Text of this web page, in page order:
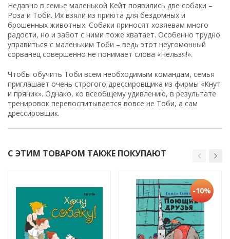
Недавно в семье маленькой Кейт появились две собаки –
Роза и Тоби. Их взяли из приюта для бездомных и
брошенных животных. Собаки приносят хозяевам много
радости, но и забот с ними тоже хватает. Особенно трудно
управиться с маленьким Тоби – ведь этот неугомонный
сорванец совершенно не понимает слова «Нельзя!».
Чтобы обучить Тоби всем необходимым командам, семья
приглашает очень строгого дрессировщика из фирмы «Кнут
и пряник». Однако, ко всеобщему удивлению, в результате
тренировок перевоспитывается вовсе не Тоби, а сам
дрессировщик.
С ЭТИМ ТОВАРОМ ТАКЖЕ ПОКУПАЮТ
-10%